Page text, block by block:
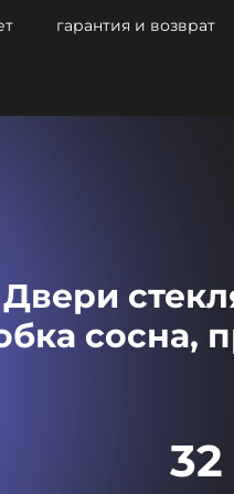
гарантия и возврат
Двери
сосна,